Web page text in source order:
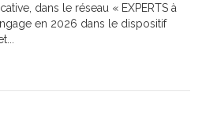
dans le réseau « EXPERTS à
en 2026 dans le dispositif